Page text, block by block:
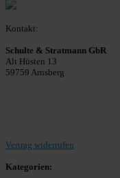
Kontakt:
Schulte & Stratmann GbR
Alt Hüsten 13
59759 Arnsberg
Vertrag widerrufen
Kategorien: